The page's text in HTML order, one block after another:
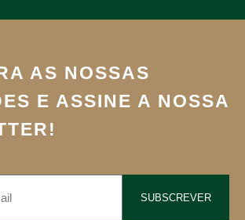
AS NOSSAS
E ASSINE A NOSSA
SUBSCREVER